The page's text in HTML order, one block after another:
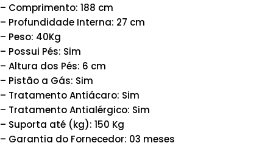
– Comprimento: 188 cm
– Profundidade Interna: 27 cm
– Peso: 40Kg
– Possui Pés: Sim
– Altura dos Pés: 6 cm
– Pistão a Gás: Sim
– Tratamento Antiácaro: Sim
– Tratamento Antialérgico: Sim
– Suporta até (kg): 150 Kg
– Garantia do Fornecedor: 03 meses